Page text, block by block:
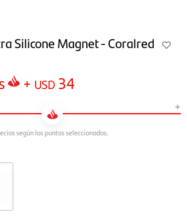
Silicone Magnet - Coralred
+ USD 34
+